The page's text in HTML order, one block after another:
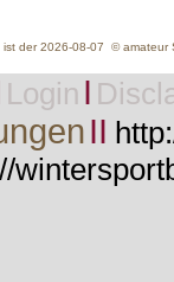
ist der 2026-08-07 © amateur
Login I
II